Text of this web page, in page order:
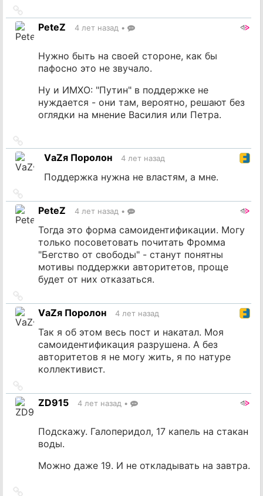
на
источник
PeteZ 4 лет назад •
Нужно быть на своей стороне, как бы
пафосно это не звучало.
Ну и ИМХО: "Путин" в поддержке не
нуждается - они там, вероятно, решают без
оглядки на мнение Василия или Петра.
на
источникVаZя Поролон 4 лет назад
Поддержка нужна не властям, а мне.
на
источник
PeteZ 4 лет назад •
Тогда это форма самоидентификации. Могу
только посоветовать почитать Фромма
"Бегство от свободы" - станут понятны
мотивы поддержки авторитетов, проще
будет от них отказаться.
на
источник
VаZя Поролон 4 лет назад
Так я об этом весь пост и накатал. Моя
самоидентификация разрушена. А без
авторитетов я не могу жить, я по натуре
коллективист.
на
источник
ZD915 4 лет назад •
Подскажу. Галоперидол, 17 капель на стакан
воды.
Можно даже 19. И не откладывать на завтра.